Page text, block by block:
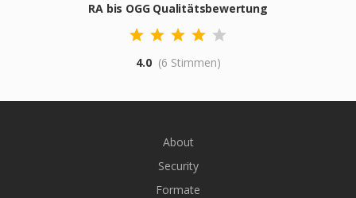
RA bis OGG Qualitätsbewertung
4.0 (6 Stimmen)
About
Security
Formate